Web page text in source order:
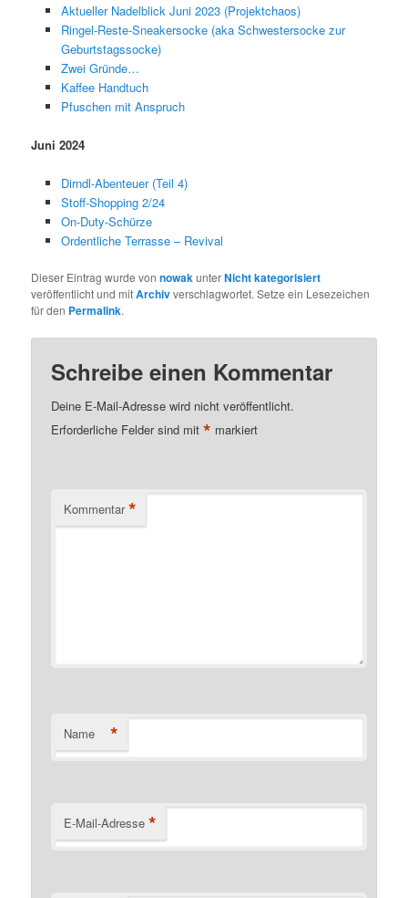
Aktueller Nadelblick Juni 2023 (Projektchaos)
Ringel-Reste-Sneakersocke (aka Schwestersocke zur
Geburtstagssocke)
Zwei Gründe…
Kaffee Handtuch
Pfuschen mit Anspruch
Juni 2024
Dirndl-Abenteuer (Teil 4)
Stoff-Shopping 2/24
On-Duty-Schürze
Ordentliche Terrasse – Revival
Dieser Eintrag wurde vonnowakunterNicht kategorisiert
veröffentlicht und mitArchivverschlagwortet. Setze ein Lesezeichen
für den Permalink.
Schreibe einen Kommentar
Deine E-Mail-Adresse wird nicht veröffentlicht.
Erforderliche Felder sind mit* markiert
Kommentar *
Name *
E-Mail-Adresse *